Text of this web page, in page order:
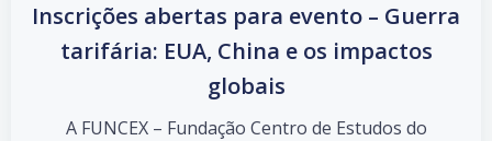
Inscrições abertas para evento – Guerra
tarifária: EUA, China e os impactos
globais
A FUNCEX – Fundação Centro de Estudos do